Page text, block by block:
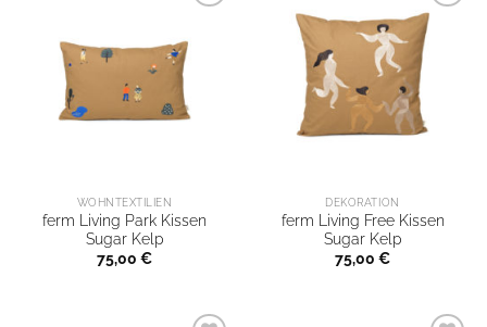
WOHNTEXTILIEN
ferm Living Park Kissen
Sugar Kelp
75,00 €
DEKORATION
ferm Living Free Kissen
Sugar Kelp
75,00 €